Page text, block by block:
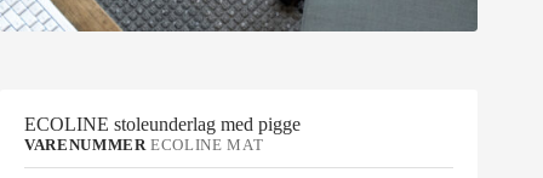
ECOLINE stoleunderlag med pigge
VARENUMMERECOLINE MAT